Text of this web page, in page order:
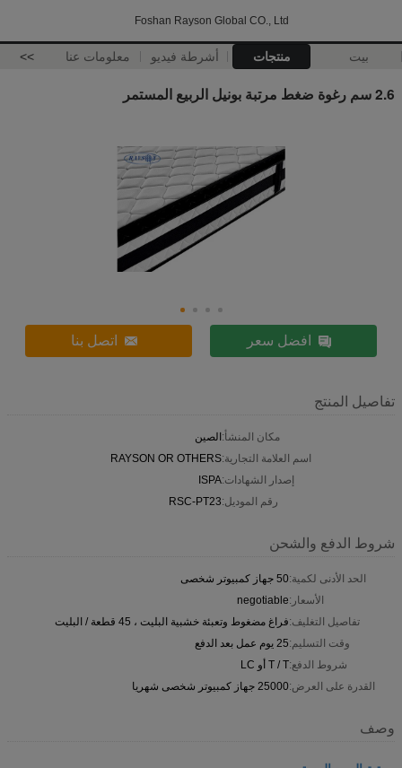
Foshan Rayson Global CO., Ltd
بيت منتجات أشرطة فيديو معلومات عنا >>
2.6 سم رغوة ضغط مرتبة بونيل الربيع المستمر
افضل سعر اتصل بنا
تفاصيل المنتج
مكان المنشأ:الصين
اسم العلامة التجارية:RAYSON OR OTHERS
إصدار الشهادات:ISPA
رقم الموديل:RSC-PT23
شروط الدفع والشحن
الحد الأدنى لكمية:50 جهاز كمبيوتر شخصى
الأسعار:negotiable
تفاصيل التغليف:فراغ مضغوط وتعبئة خشبية البليت ، 45 قطعة / البليت
وقت التسليم:25 يوم عمل بعد الدفع
شروط الدفع:T / T أو LC
القدرة على العرض:25000 جهاز كمبيوتر شخصى شهريا
وصف